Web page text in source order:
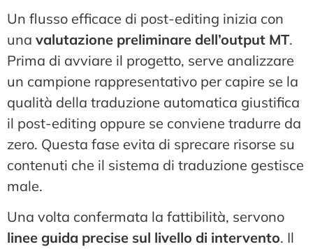
Un flusso efficace di post-editing inizia con
una valutazione preliminare dell’output MT.
Prima di avviare il progetto, serve analizzare
un campione rappresentativo per capire se la
qualità della traduzione automatica giustifica
il post-editing oppure se conviene tradurre da
zero. Questa fase evita di sprecare risorse su
contenuti che il sistema di traduzione gestisce
male.
Una volta confermata la fattibilità, servono
linee guida precise sul livello di intervento. Il